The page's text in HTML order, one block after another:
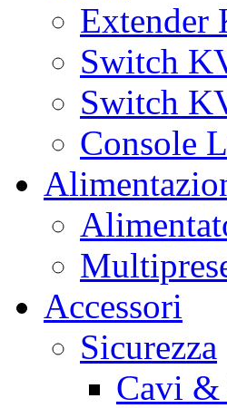
Extender
Switch
Switch
Console
Accessori
Sicurezza
Cavi &